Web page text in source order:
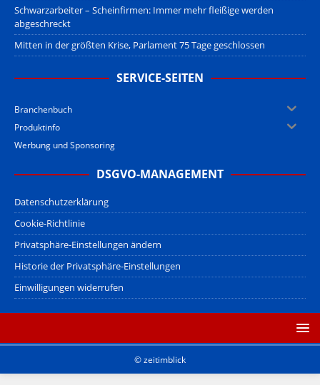
Schwarzarbeiter – Scheinfirmen: Immer mehr fleißige werden
abgeschreckt
Mitten in der größten Krise, Parlament 75 Tage geschlossen
SERVICE-SEITEN
Branchenbuch
Produktinfo
Werbung und Sponsoring
DSGVO-MANAGEMENT
Datenschutzerklärung
Cookie-Richtlinie
Privatsphäre-Einstellungen ändern
Historie der Privatsphäre-Einstellungen
Einwilligungen widerrufen
© zeitimblick